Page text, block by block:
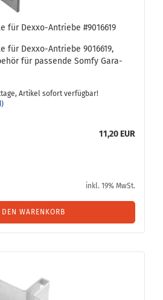
für Dexxo-​​An­trie­be #9016619
für Dexxo-​Antriebe 9016619,
für pas­sen­de Somfy Ga­ra­
Artikel sofort verfügbar!
11,20 EUR
inkl. 19% MwSt.
WARENKORB